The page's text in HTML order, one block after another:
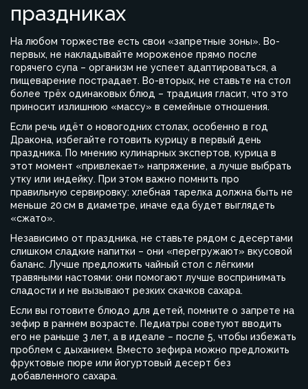
праздниках
На любом торжестве есть свои «запретные зоны». Во-
первых, не накладывайте мороженое прямо после
горячего супа – организм не успеет адаптироваться, а
пищеварение пострадает. Во-вторых, не ставьте на стол
более трёх одинаковых блюд – традиция гласит, что это
приносит излишнюю «массу» в семейные отношения.
Если речь идёт о новогодних столах, особенно в год
Дракона, избегайте готовить курицу в первый день
праздника. По мнению кулинарных экспертов, курица в
этот момент «привлекает» напряжение, а лучше выбрать
утку или индейку. При этом важно помнить про
правильную сервировку: хлебная тарелка должна быть не
меньше 20 см в диаметре, иначе еда будет выглядеть
«сжато».
Независимо от праздника, не ставьте рядом с десертами
слишком сладкие напитки – они «перегружают» вкусовой
баланс. Лучше предложить чайный стол с лёгкими
травяными настоями: они помогают лучше воспринимать
сладости и не вызывают резких скачков сахара.
Если вы готовите блюдо для детей, помните о запрете на
зефир в раннем возрасте. Педиатры советуют вводить
его не раньше 3 лет, а в идеале – после 5, чтобы избежать
проблем с дыханием. Вместо зефира можно предложить
фруктовые пюре или йогуртовый десерт без
добавленного сахара.